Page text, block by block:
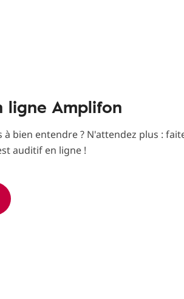
ligne Amplifon
à bien entendre ? N'attendez plus :
auditif en ligne !